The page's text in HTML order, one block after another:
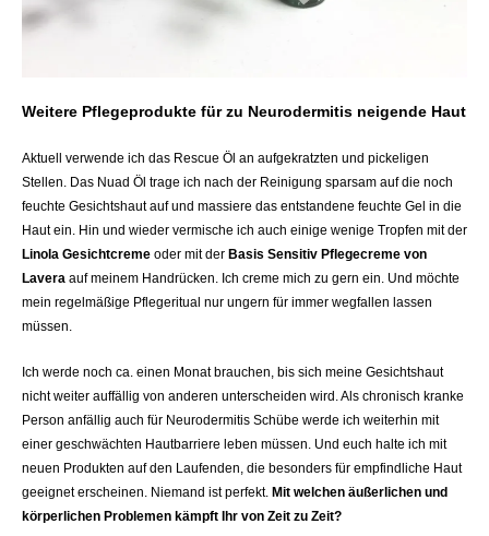
Weitere Pflegeprodukte für zu Neurodermitis neigende Haut
Aktuell verwende ich das Rescue Öl an aufgekratzten und pickeligen
Stellen. Das Nuad Öl trage ich nach der Reinigung sparsam auf die noch
feuchte Gesichtshaut auf und massiere das entstandene feuchte Gel in die
Haut ein. Hin und wieder vermische ich auch einige wenige Tropfen mit der
Linola Gesichtcreme oder mit der Basis Sensitiv Pflegecreme von
Lavera auf meinem Handrücken. Ich creme mich zu gern ein. Und möchte
mein regelmäßige Pflegeritual nur ungern für immer wegfallen lassen
müssen.
Ich werde noch ca. einen Monat brauchen, bis sich meine Gesichtshaut
nicht weiter auffällig von anderen unterscheiden wird. Als chronisch kranke
Person anfällig auch für Neurodermitis Schübe werde ich weiterhin mit
einer geschwächten Hautbarriere leben müssen. Und euch halte ich mit
neuen Produkten auf den Laufenden, die besonders für empfindliche Haut
geeignet erscheinen. Niemand ist perfekt. Mit welchen äußerlichen und
körperlichen Problemen kämpft Ihr von Zeit zu Zeit?